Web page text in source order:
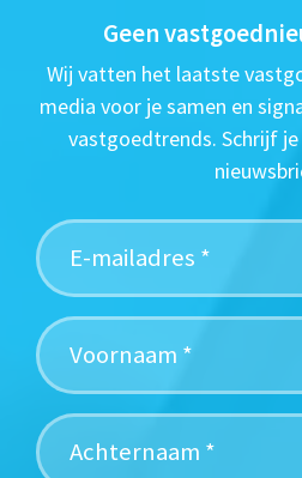
Geen
Wij vatten het laatste
media voor je samen en
vastgoedtrends. Schrijf